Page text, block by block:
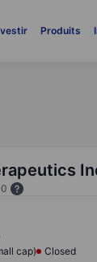
Produits
cap)
Closed